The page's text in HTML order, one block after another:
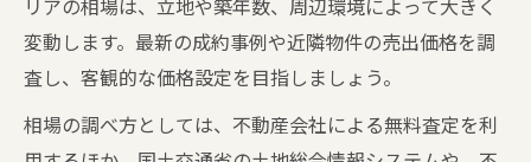
リアの相場は、立地や築年数、周辺環境によって大きく
変動します。最新の成約事例や近隣物件の売出価格を調
査し、客観的な価格設定を目指しましょう。
相場の調べ方としては、不動産会社による無料査定を利